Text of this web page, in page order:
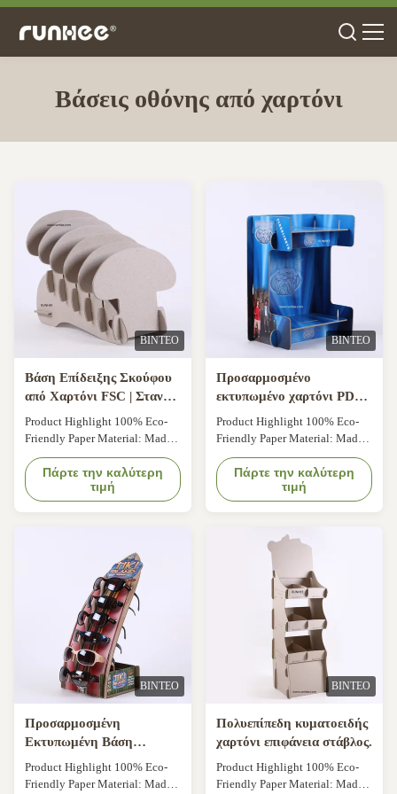
Βάσεις οθόνης από χαρτόνι
ΒΊΝΤΕΟ
Βάση Επίδειξης Σκούφου
από Χαρτόνι FSC | Σταντ
για Πλεκτά Καπέλα
Product Highlight 100% Eco-
Friendly Paper Material: Made
from FSC-certified recycled
pulp, fully recyclable and
biodegradable Multi-Scenario
Use: Ideal for clothing stores,
organization Customizable
Printing: Supports logo, size
Πάρτε την καλύτερη
τιμή
ΒΊΝΤΕΟ
Προσαρμοσμένο
εκτυπωμένο χαρτόνι PDQ
Display Box.
Product Highlight 100% Eco-
Friendly Paper Material: Made
from FSC-certified recycled
pulp, fully recyclable and
biodegradable Multi-Scenario
Use: Ideal for clothing stores,
mall displays, and warehouse
organization Customizable
Printing: Supports logo, size
Πάρτε την καλύτερη
τιμή
ΒΊΝΤΕΟ
Προσαρμοσμένη
Εκτυπωμένη Βάση
Επίδειξης Γυαλιών Ηλίου
από Χαρτόνι | Ράφι
Product Highlight 100% Eco-
Friendly Paper Material: Made
ΒΊΝΤΕΟ
Πολυεπίπεδη κυματοειδής
χαρτόνι επιφάνεια στάβλος.
Product Highlight 100% Eco-
Friendly Paper Material: Made